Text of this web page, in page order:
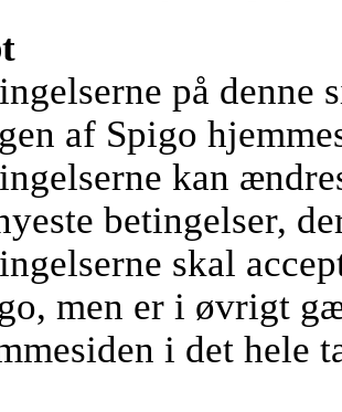
på denne
af Spigo
kan
betingelser,
skal
men er i øvrigt
i det hele